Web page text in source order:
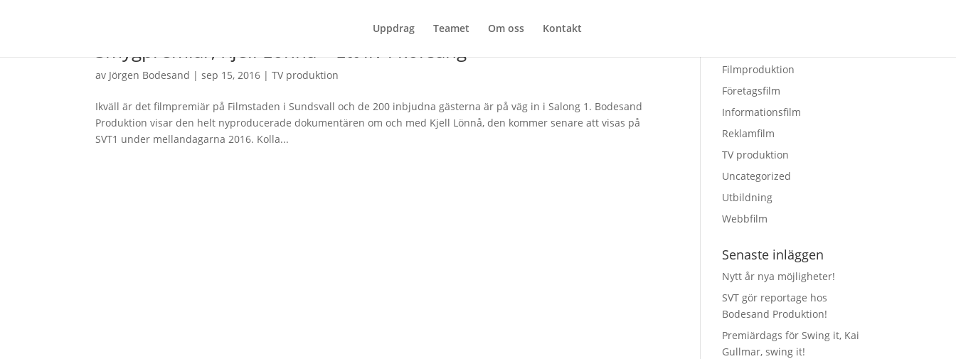
Uppdrag Teamet Om oss Kontakt
Smygpremiär, Kjell Lönnå – Ett liv i körsång
av Jörgen Bodesand |sep 15, 2016 |TV produktion
Ikväll är det filmpremiär på Filmstaden i Sundsvall och de 200 inbjudna gästerna är på väg in i Salong 1. Bodesand
Produktion visar den helt nyproducerade dokumentären om och med Kjell Lönnå, den kommer senare att visas på
SVT1 under mellandagarna 2016. Kolla...
Filmproduktion
Företagsfilm
Informationsfilm
Reklamfilm
TV produktion
Uncategorized
Utbildning
Webbfilm
Senaste inläggen
Nytt år nya möjligheter!
SVT gör reportage hos
Bodesand Produktion!
Premiärdags för Swing it, Kai
Gullmar, swing it!